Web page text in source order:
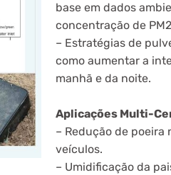
base em dados
concentração de
– Estratégias de
como aumentar a
manhã e da noite.
Aplicações Multi-
– Redução de
veículos.
– Umidificação da